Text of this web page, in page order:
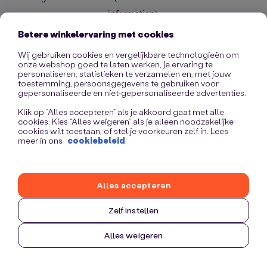
information).
Betere winkelervaring met cookies
Wij gebruiken cookies en vergelijkbare technologieën om
onze webshop goed te laten werken, je ervaring te
personaliseren, statistieken te verzamelen en, met jouw
toestemming, persoonsgegevens te gebruiken voor
gepersonaliseerde en niet-gepersonaliseerde advertenties.
Klik op “Alles accepteren” als je akkoord gaat met alle
cookies. Kies “Alles weigeren” als je alleen noodzakelijke
cookies wilt toestaan, of stel je voorkeuren zelf in. Lees
meer in ons cookiebeleid
Zelf instellen
Alles weigeren
Alles accepteren